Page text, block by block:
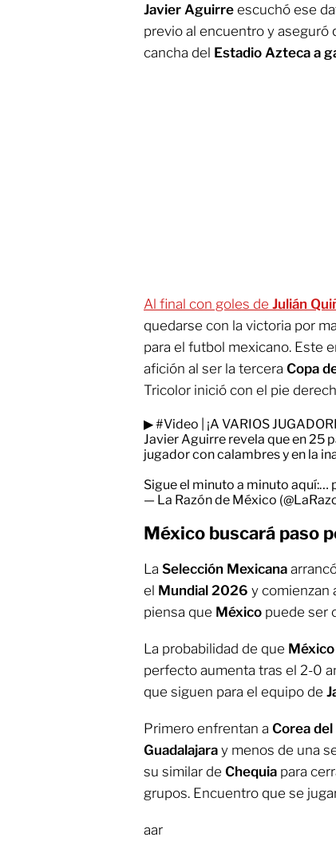
Javier Aguirre escuchó ese
previo al encuentro y aseguró
cancha del Estadio Azteca a
Al final con goles de Julián
quedarse con la victoria por
para el futbol mexicano. Este
afición al ser la tercera Copa
Tricolor inició con el pie
▶#Video | ¡A VARIOS
Javier Aguirre revela que en 25
jugador con calambres y en la
Sigue el minuto a minuto aquí:…
— La Razón de México
México buscará paso
La Selección Mexicana
el Mundial 2026 y comienzan
piensa que México puede ser
La probabilidad de que México
perfecto aumenta tras el 2-0
que siguen para el equipo de
Primero enfrentan a Corea del
Guadalajara y menos de una
su similar de Chequia para
grupos. Encuentro que se
aar